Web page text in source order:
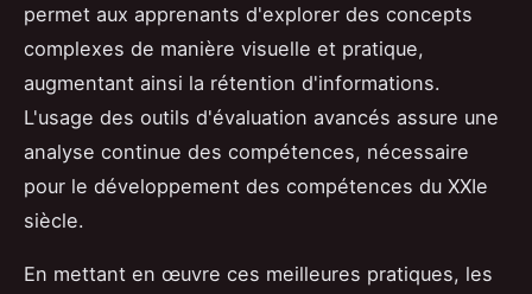
permet aux apprenants d'explorer des concepts
complexes de manière visuelle et pratique,
augmentant ainsi la rétention d'informations.
L'usage des outils d'évaluation avancés assure une
analyse continue des compétences, nécessaire
pour le développement des compétences du XXIe
siècle.
En mettant en œuvre ces meilleures pratiques, les